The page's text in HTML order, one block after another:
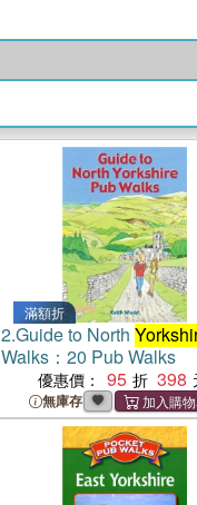
滿額折
2.Guide to North
Walks：20 Pub Walks
優惠價： 95 398
無庫存